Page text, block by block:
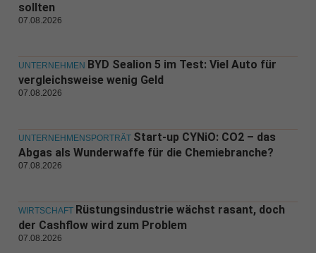
sollten
07.08.2026
UNTERNEHMEN BYD Sealion 5 im Test: Viel Auto für
vergleichsweise wenig Geld
07.08.2026
UNTERNEHMENSPORTRÄT Start-up CYNiO: CO2 – das
Abgas als Wunderwaffe für die Chemiebranche?
07.08.2026
WIRTSCHAFT Rüstungsindustrie wächst rasant, doch
der Cashflow wird zum Problem
07.08.2026